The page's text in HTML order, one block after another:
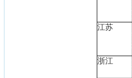
江苏
浙江